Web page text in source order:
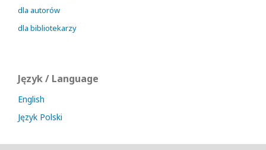
dla autorów
dla bibliotekarzy
Język / Language
English
Język Polski